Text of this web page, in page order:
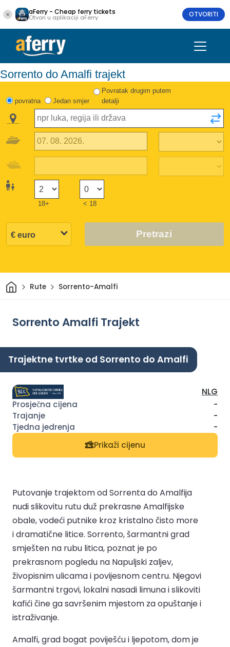
aFerry - Cheap ferry tickets
Otvori u aplikaciji aFerry OTVORITI
Sorrento do Amalfi trajekt
povratna Jedan smjer
Povratak drugim putem
detalji
18+ < 18
Pretrazi
DomRute Sorrento-Amalfi
Sorrento Amalfi Trajekt
Trajektne tvrtke od Sorrento do Amalfi
NLG
-
-
-
Prikaži cijenu
Putovanje trajektom od Sorrenta do Amalfija
nudi slikovitu rutu duž prekrasne Amalfijske
obale, vodeći putnike kroz kristalno čisto more
i dramatične litice. Sorrento, šarmantni grad
smješten na rubu litica, poznat je po
prekrasnom pogledu na Napuljski zaljev,
živopisnim ulicama i povijesnom centru. Njegovi
šarmantni trgovi, lokalni nasadi limuna i slikoviti
kafići čine ga savršenim mjestom za opuštanje i
istraživanje.
Amalfi, grad bogat poviješću i ljepotom, dom je